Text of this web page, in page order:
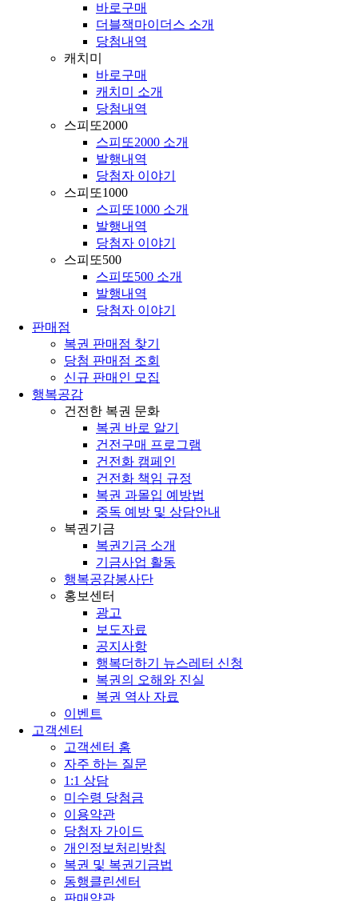
바로구매
더블잭마이더스 소개
당첨내역
캐치미
바로구매
캐치미 소개
당첨내역
스피또2000
스피또2000 소개
발행내역
당첨자 이야기
스피또1000
스피또1000 소개
발행내역
당첨자 이야기
스피또500
스피또500 소개
발행내역
당첨자 이야기
판매점
복권 판매점 찾기
당첨 판매점 조회
신규 판매인 모집
행복공감
건전한 복권 문화
복권 바로 알기
건전구매 프로그램
건전화 캠페인
건전화 책임 규정
복권 과몰입 예방법
중독 예방 및 상담안내
복권기금
복권기금 소개
기금사업 활동
행복공감봉사단
홍보센터
광고
보도자료
공지사항
행복더하기 뉴스레터 신청
복권의 오해와 진실
복권 역사 자료
이벤트
고객센터
고객센터 홈
자주 하는 질문
1:1 상담
미수령 당첨금
이용약관
당첨자 가이드
개인정보처리방침
복권 및 복권기금법
동행클린센터